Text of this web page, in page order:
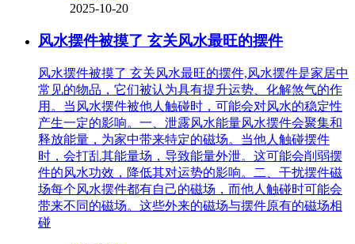
2025-10-20
风水摆件被摸了 玄关风水最旺的摆件
风水摆件被摸了 玄关风水最旺的摆件,风水摆件是家居中
常见的物品，它们被认为具有提升运势、化解煞气的作
用。当风水摆件被他人触碰时，可能会对风水的稳定性
产生一定的影响。一、泄露风水能量风水摆件会聚集和
释放能量，为家中带来特定的磁场。当他人触碰摆件
时，会打乱其能量场，导致能量外泄。这可能会削弱摆
件的风水功效，降低其对运势的影响。二、干扰摆件磁
场每个风水摆件都有自己的磁场，而他人触碰时可能会
带来不同的磁场。这些外来的磁场与摆件原有的磁场相
碰